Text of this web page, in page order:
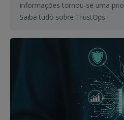
informações tornou-se uma
Saiba tudo sobre TrustOps.